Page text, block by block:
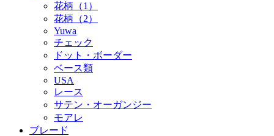
花柄（1）
花柄（2）
Yuwa
チェック
ドット・ボーダー
ベース類
USA
レース
サテン・オーガンジー
モアレ
ブレード